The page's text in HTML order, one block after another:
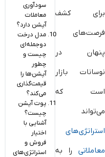
برای کشف
فرصت‌های
پنهان در
نوسانات بازار
است که
می‌تواند
استراتژی‌های
معاملاتیرا به
سودآوری
معاملات
آپشن دارد؟
مدل درخت
دوجمله‌ای
چیست و
چطور
آپشن‌ها را
قیمت‌گذاری
می‌کند؟
پوت آپشن
چیست؟
آشنایی با
اختیار
فروش و
استراتژی‌های